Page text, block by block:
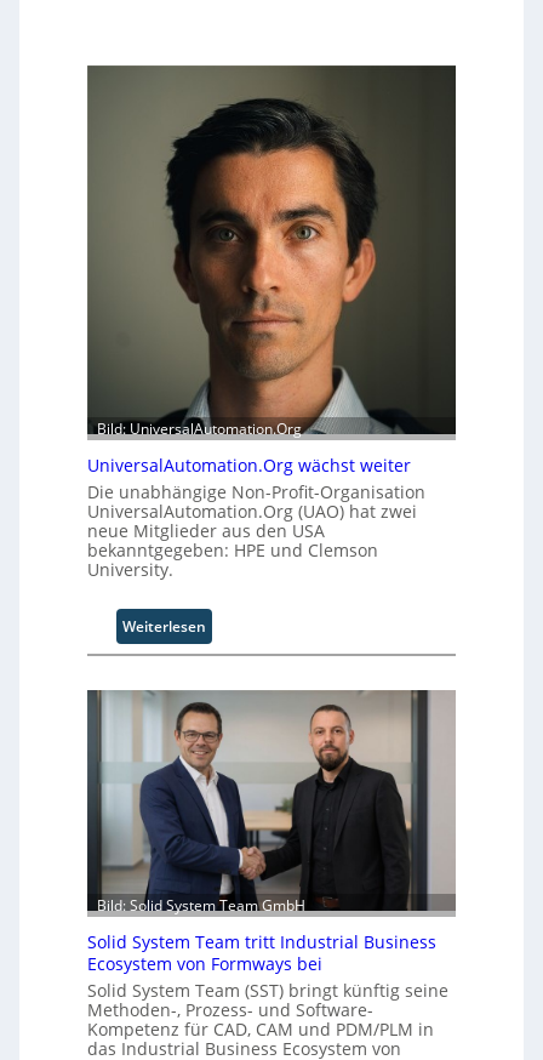
Bild: UniversalAutomation.Org
UniversalAutomation.Org wächst weiter
Die unabhängige Non-Profit-Organisation
UniversalAutomation.Org (UAO) hat zwei
neue Mitglieder aus den USA
bekanntgegeben: HPE und Clemson
University.
Weiterlesen:
U
i
v
e
r
s
a
l
A
u
t
m
a
t
i
o
Bild: Solid System Team GmbH
Solid System Team tritt Industrial Business
Ecosystem von Formways bei
Solid System Team (SST) bringt künftig seine
Methoden-, Prozess- und Software-
Kompetenz für CAD, CAM und PDM/PLM in
das Industrial Business Ecosystem von